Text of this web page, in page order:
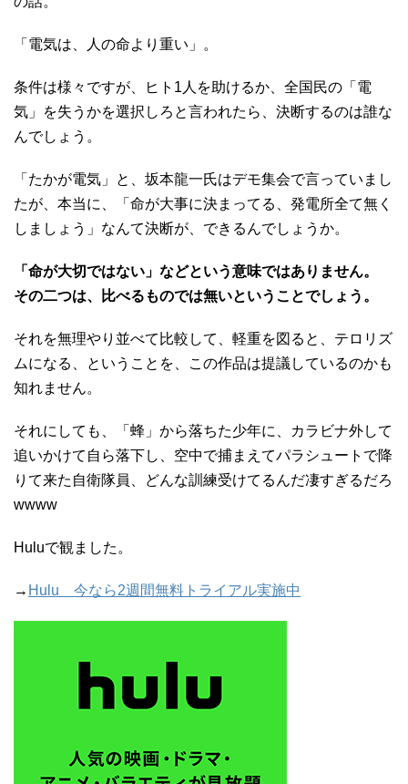
「電気は、人の命より重い」。
条件は様々ですが、ヒト1人を助けるか、全国民の「電
気」を失うかを選択しろと言われたら、決断するのは誰な
んでしょう。
「たかが電気」と、坂本龍一氏はデモ集会で言っていまし
たが、本当に、「命が大事に決まってる、発電所全て無く
しましょう」なんて決断が、できるんでしょうか。
「命が大切ではない」などという意味ではありません。
その二つは、比べるものでは無いということでしょう。
それを無理やり並べて比較して、軽重を図ると、テロリズ
ムになる、ということを、この作品は提議しているのかも
知れません。
それにしても、「蜂」から落ちた少年に、カラビナ外して
追いかけて自ら落下し、空中で捕まえてパラシュートで降
りて来た自衛隊員、どんな訓練受けてるんだ凄すぎるだろ
wwww
Huluで観ました。
→ Hulu 今なら2週間無料トライアル実施中